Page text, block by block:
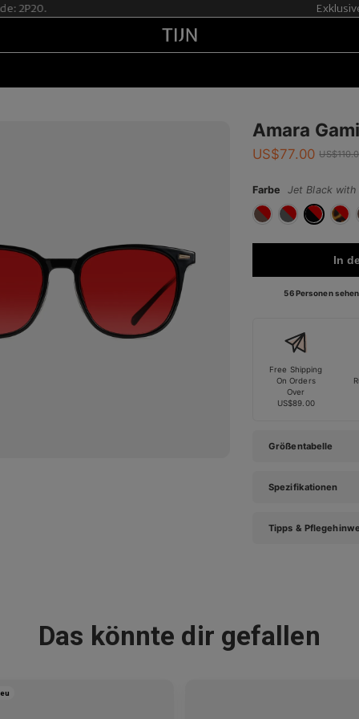
2P20.
Amara
US$77.00 US$
Farbe Jet Black with
In
56 Personen
Free Shipping
On Orders
Over
US$89.00
Größentabelle
Spezifikationen
Tipps &
Das könnte dir gefallen